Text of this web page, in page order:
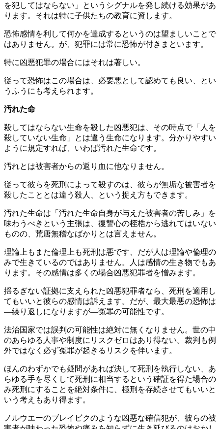
を犯してはならない」というシグナルを発し続ける効果があ
ります。それは特に子供たちの教育に資します。
恐怖感情を利して何かを達成するというのは望ましいことで
はありません。が、犯罪には常に恐怖が付きまといます。
特に凶悪犯罪の場合にはそれは著しい。
従って恐怖はこの場合は、必要悪として認めても良い、とい
うふうにも考えられます。
汚れた命
殺してはならない生命を殺した凶悪犯は、その時点で「人を
殺していない生命」とは違う生命になります。分かりやすい
ように規定すれば、いわば汚れた生命です。
汚れとは被害者からの返り血に他なりません。
従って彼らを死刑によって殺すのは、彼らが無垢な被害者を
殺したこととは違う殺人、という捉え方もできます。
汚れた生命は「汚れた生命自身が与えた被害者の苦しみ」を
味わうべきという主張は、復讐心の桎梏から逃れてはいない
ものの、荒唐無稽なばかりとは言えません。
理論上もまた倫理上も死刑は悪です、だが人は理論や倫理の
みで生きているのではありません。人は感情の生き物でもあ
ります。その感情は多くの場合凶悪犯罪者を憎みます。
揺るぎない証拠に支えられた凶悪犯罪者なら、死刑を適用し
てもいいと彼らの感情は訴えます。だが、最大最悪の恐怖は
―繰り返しになりますが―冤罪の可能性です。
法治国家では誤判の可能性は絶対に無くなりません。世の中
のあらゆる人事や制度にリスクゼロはあり得ない。裁判も例
外ではなく必ず冤罪が起きるリスクを伴います。
ほんのわずかでも疑問があれば決して死刑を執行しない、あ
らゆる手を尽くして死刑に相当するという確証を得た場合の
み死刑にすることを絶対条件に、極刑を存続させてもいいと
いう考えもあり得ます。
ノルウエーのブレイビクのような凶悪な確信犯が、彼らの被